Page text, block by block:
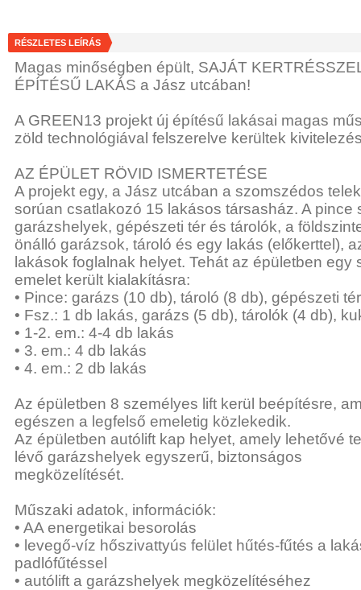
RÉSZLETES LEÍRÁS
Magas minőségben épült, SAJÁT
ÉPÍTÉSŰ LAKÁS a Jász utcában!
A GREEN13 projekt új építésű lakásai magas
zöld technológiával felszerelve kerültek
AZ ÉPÜLET RÖVID ISMERTETÉSE
A projekt egy, a Jász utcában a szomszédos
sorúan csatlakozó 15 lakásos társasház. A pince
garázshelyek, gépészeti tér és tárolók, a
önálló garázsok, tároló és egy lakás (előkerttel),
lakások foglalnak helyet. Tehát az épületben egy
emelet került kialakításra:
• Pince: garázs (10 db), tároló (8 db), gépészeti
• Fsz.: 1 db lakás, garázs (5 db), tárolók (4 db),
• 1-2. em.: 4-4 db lakás
• 3. em.: 4 db lakás
• 4. em.: 2 db lakás
Az épületben 8 személyes lift kerül beépítésre,
egészen a legfelső emeletig közlekedik.
Az épületben autólift kap helyet, amely lehetővé
lévő garázshelyek egyszerű, biztonságos
megközelítését.
Műszaki adatok, információk:
• AA energetikai besorolás
• levegő-víz hőszivattyús felület hűtés-fűtés a
padlófűtéssel
• autólift a garázshelyek megközelítéséhez